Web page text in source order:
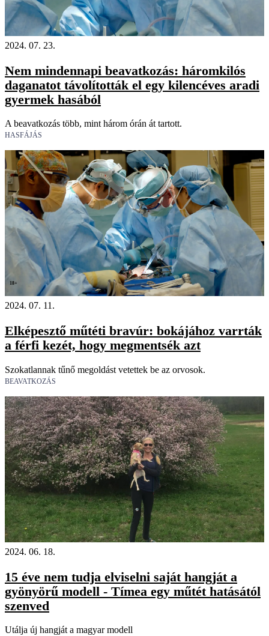
2024. 07. 23.
Nem mindennapi beavatkozás: háromkilós
daganatot távolították el egy kilencéves aradi
gyermek hasából
A beavatkozás több, mint három órán át tartott.
HASFÁJÁS
18+
2024. 07. 11.
Elképesztő műtéti bravúr: bokájához varrták
a férfi kezét, hogy megmentsék azt
Szokatlannak tűnő megoldást vetettek be az orvosok.
BEAVATKOZÁS
2024. 06. 18.
15 éve nem tudja elviselni saját hangját a
gyönyörű modell - Tímea egy műtét hatásától
szenved
Utálja új hangját a magyar modell